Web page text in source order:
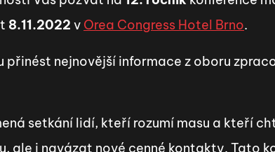
8.11.2022 v Orea Congress Hotel Brno.
přinést nejnovější informace z oboru
setkání lidí, kteří rozumí masu a kteří
ale i navázat nové cenné kontakty. Tato